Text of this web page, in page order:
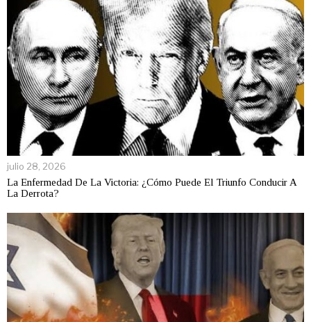
julio 28, 2026
La Enfermedad De La Victoria: ¿Cómo Puede El Triunfo Conducir A
La Derrota?